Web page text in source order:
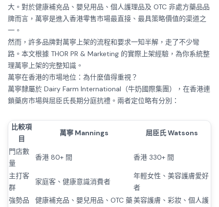
大。對於健康補充品、嬰兒用品、個人護理品及 OTC 非處方藥品品
牌而言，萬寧是進入香港零售市場最直接、最具策略價值的渠道之
一。
然而，許多品牌對萬寧上架的流程和要求一知半解，走了不少彎
路。本文根據 THOR PR & Marketing 的實際上架經驗，為你系統整
理萬寧上架的完整知識。
萬寧在香港的市場地位：為什麼值得重視？
萬寧隸屬於 Dairy Farm International（牛奶國際集團），在香港連
鎖藥房市場與屈臣氏長期分庭抗禮。兩者定位略有分別：
比較項
目
萬寧 Mannings 屈臣氏 Watsons
門店數
量
香港 80+ 間 香港 330+ 間
主打客
群
家庭客、健康意識消費者
年輕女性、美容護膚愛好
者
強勢品
健康補充品、嬰兒用品、OTC 藥美容護膚、彩妝、個人護